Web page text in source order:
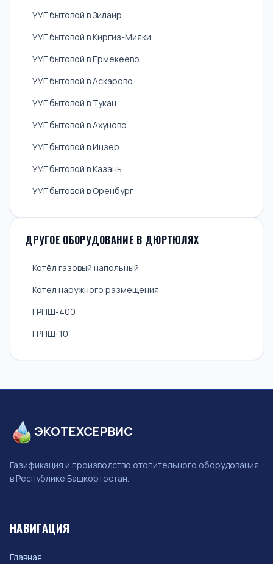
УУГ бытовой в Зилаир
УУГ бытовой в Киргиз-Мияки
УУГ бытовой в Ермекеево
УУГ бытовой в Аскарово
УУГ бытовой в Тукан
УУГ бытовой в Ахуново
УУГ бытовой в Инзер
УУГ бытовой в Казань
УУГ бытовой в Оренбург
ДРУГОЕ ОБОРУДОВАНИЕ В ДЮРТЮЛЯХ
Котёл газовый напольный
Котёл наружного размещения
ГРПШ-400
ГРПШ-10
ЭКОТЕХСЕРВИС
Газификация и производство отопительного оборудования
в Республике Башкортостан.
НАВИГАЦИЯ
Главная